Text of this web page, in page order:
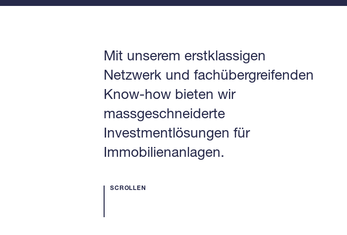
Mit unserem erstklassigen
Netzwerk und fachübergreifenden
Know-how bieten wir
massgeschneiderte
Investmentlösungen für
Immobilienanlagen.
SCROLLEN